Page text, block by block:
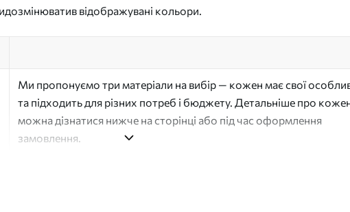
відображувані кольори.
Ми пропонуємо три матеріали на вибір — кожен має свої
та підходить для різних потреб і бюджету. Детальніше про
можна дізнатися нижче на сторінці або під час оформлення
замовлення.